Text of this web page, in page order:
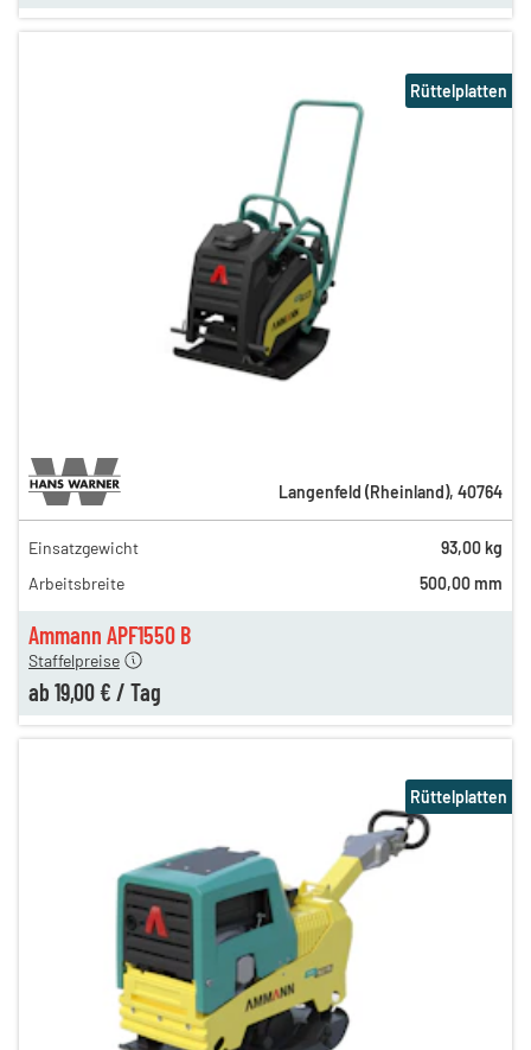
Ammann APF1550 B
31,00 €
25,00 €
Staffelpreise
ab 19,00 € / Tag
Rüttelplatten
Langenfeld (Rheinland), 40764
Einsatzgewicht
93,00 kg
Arbeitsbreite
500,00 mm
Rüttelplatten